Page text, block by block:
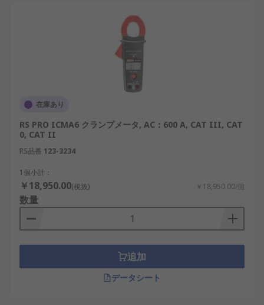
在庫あり
RS PRO ICMA6 クランプメータ, AC：600 A, CAT III, CAT
0, CAT II
RS品番 123-3234
1個小計：
￥18,950.00(税抜) ￥18,950.00/個
数量
追加
データシート